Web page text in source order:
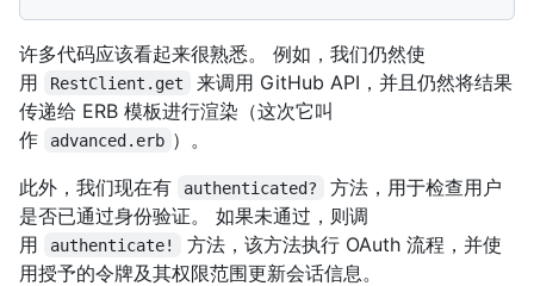
许多代码应该看起来很熟悉。 例如，我们仍然使
用
RestClient.get
来调用 GitHub API，并且仍然将结果
传递给 ERB 模板进行渲染（这次它叫
作
advanced.erb ）。
此外，我们现在有
authenticated?
方法，用于检查用户
是否已通过身份验证。 如果未通过，则调
用
authenticate!
方法，该方法执行 OAuth 流程，并使
用授予的令牌及其权限范围更新会话信息。